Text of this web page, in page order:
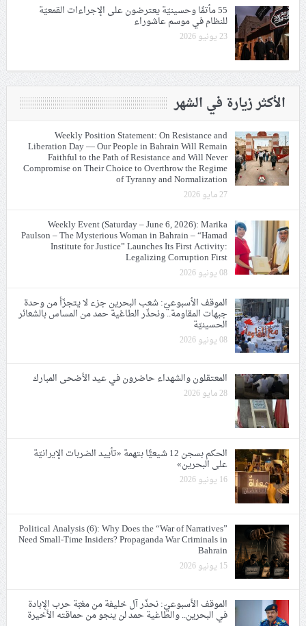
55 مأتمًا وحسينيّة يعترضون على الإجراءات القمعيّة
للنظام في موسم عاشوراء
23 يونيو 2026
الأكثر زيارة في الشهر
Weekly Position Statement: On Resistance and
Liberation Day — Our People in Bahrain Will Remain
Faithful to the Path of Resistance and Will Never
Compromise on Their Choice to Overthrow the Regime
of Tyranny and Normalization
27 مايو 2026
Weekly Event (Saturday – June 6, 2026): Marika
Paulson – The Mysterious Woman in Bahrain – “Hamad
Institute for Justice” Launches Its First Activity:
Legalizing Corruption First
08 يونيو 2026
الموقف الأسبوعيّ: شعب البحرين جزء لا يتجزّأ من وحدة
جبهات المقاومة.. ونحذّر الطاغية حمد من المساس بالشعائر
الحسينيّة
08 يونيو 2026
المعتقلون والشهداء حاضرون في عيد الأضحى المبارك
28 مايو 2026
الحكم بسجن 12 شيعيًّا بتهمة «تأييد الضربات الإيرانيّة
على البحرين»
16 يونيو 2026
Political Analysis (6): Why Does the “War of Narratives”
Need Small-Time Insiders? Propaganda War Criminals in
Bahrain
15 يونيو 2026
الموقف الأسبوعيّ: نحذّر آل خليفة من مغبّة حرب الإبادة
في البحرين.. والطاغية حمد لن ينجو من حماقته الأخيرة